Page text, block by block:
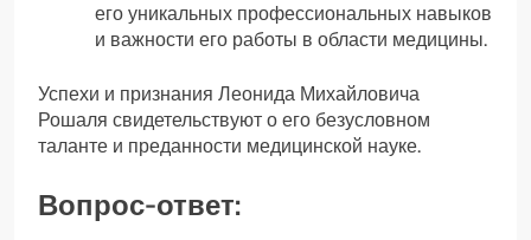
его уникальных профессиональных навыков
и важности его работы в области медицины.
Успехи и признания Леонида Михайловича
Рошаля свидетельствуют о его безусловном
таланте и преданности медицинской науке.
Вопрос-ответ: